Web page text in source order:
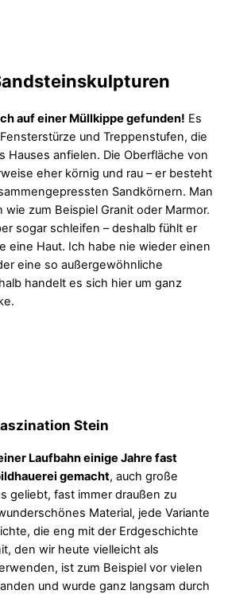
auf einer Müllkippe gefunden! Es
und Treppenstufen, die
Hauses anfielen. Die Oberfläche von
eher körnig und rau – er besteht
Sandkörnern. Man
zum Beispiel Granit oder Marmor.
sogar schleifen – deshalb fühlt er
eine Haut. Ich habe nie wieder einen
eine so außergewöhnliche
handelt es sich hier um ganz
Stein
Laufbahn einige Jahre fast
gemacht, auch große
geliebt, fast immer draußen zu
Material, jede Variante
die eng mit der Erdgeschichte
den wir heute vielleicht als
ist zum Beispiel vor vielen
und wurde ganz langsam durch